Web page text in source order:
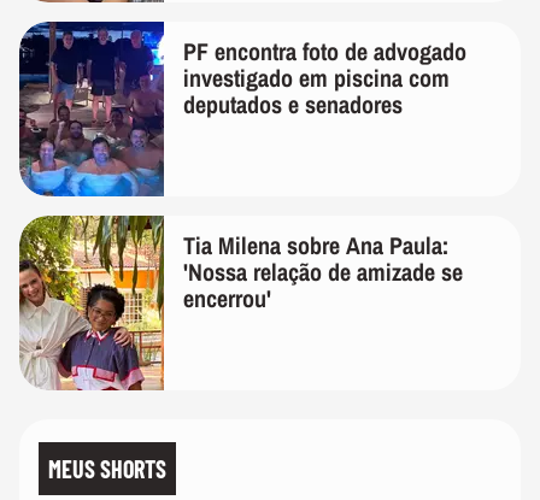
PF encontra foto de advogado
investigado em piscina com
deputados e senadores
Tia Milena sobre Ana Paula:
'Nossa relação de amizade se
encerrou'
MEUS SHORTS